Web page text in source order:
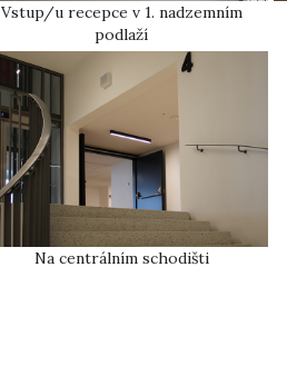
Vstup/u recepce v 1. nadzemním
podlaží
Na centrálním schodišti